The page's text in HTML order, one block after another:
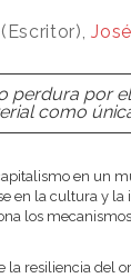
(Escritor),
perdura por
como
en un
en la cultura y la
los
la resiliencia del